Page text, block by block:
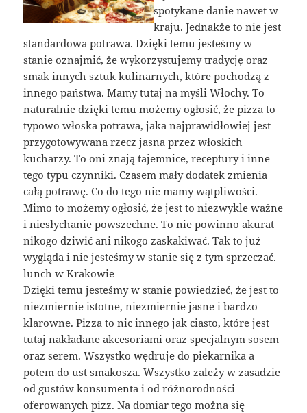
spotykane danie nawet w
kraju. Jednakże to nie jest
standardowa potrawa. Dzięki temu jesteśmy w
stanie oznajmić, że wykorzystujemy tradycję oraz
smak innych sztuk kulinarnych, które pochodzą z
innego państwa. Mamy tutaj na myśli Włochy. To
naturalnie dzięki temu możemy ogłosić, że pizza to
typowo włoska potrawa, jaka najprawidłowiej jest
przygotowywana rzecz jasna przez włoskich
kucharzy. To oni znają tajemnice, receptury i inne
tego typu czynniki. Czasem mały dodatek zmienia
całą potrawę. Co do tego nie mamy wątpliwości.
Mimo to możemy ogłosić, że jest to niezwykle ważne
i niesłychanie powszechne. To nie powinno akurat
nikogo dziwić ani nikogo zaskakiwać. Tak to już
wygląda i nie jesteśmy w stanie się z tym sprzeczać.
lunch w Krakowie
Dzięki temu jesteśmy w stanie powiedzieć, że jest to
niezmiernie istotne, niezmiernie jasne i bardzo
klarowne. Pizza to nic innego jak ciasto, które jest
tutaj nakładane akcesoriami oraz specjalnym sosem
oraz serem. Wszystko wędruje do piekarnika a
potem do ust smakosza. Wszystko zależy w zasadzie
od gustów konsumenta i od różnorodności
oferowanych pizz. Na domiar tego można się